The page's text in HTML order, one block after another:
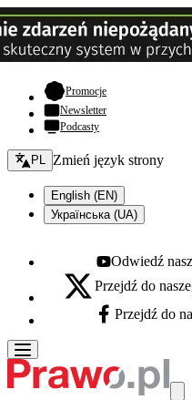
Promocje- otwiera się w
Newsletter
Podcasty
Zmień język - bieżący:
PL Zmień język strony
English (EN)
Українська (UA)
Youtube - otwiera się
Odwiedź
X - otwiera się w nowej karcie
Przejdź do
Facebook - otwiera
Przejdź do